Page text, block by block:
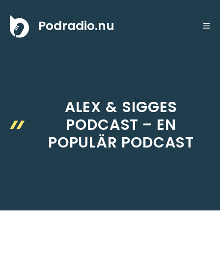
till
innehåll
Podradio.nu
ALEX & SIGGES
PODCAST – EN
POPULÄR PODCAST